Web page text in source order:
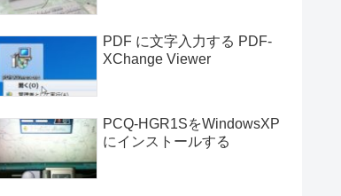
PDF に文字入力する PDF-
XChange Viewer
PCQ-HGR1SをWindowsXP
にインストールする